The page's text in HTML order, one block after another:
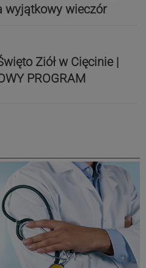
wyjątkowy wieczór
Ziół w Cięcinie |
PROGRAM